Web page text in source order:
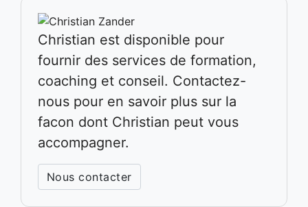
Christian est disponible pour
fournir des services de formation,
coaching et conseil. Contactez-
nous pour en savoir plus sur la
facon dont Christian peut vous
accompagner.
Nous contacter